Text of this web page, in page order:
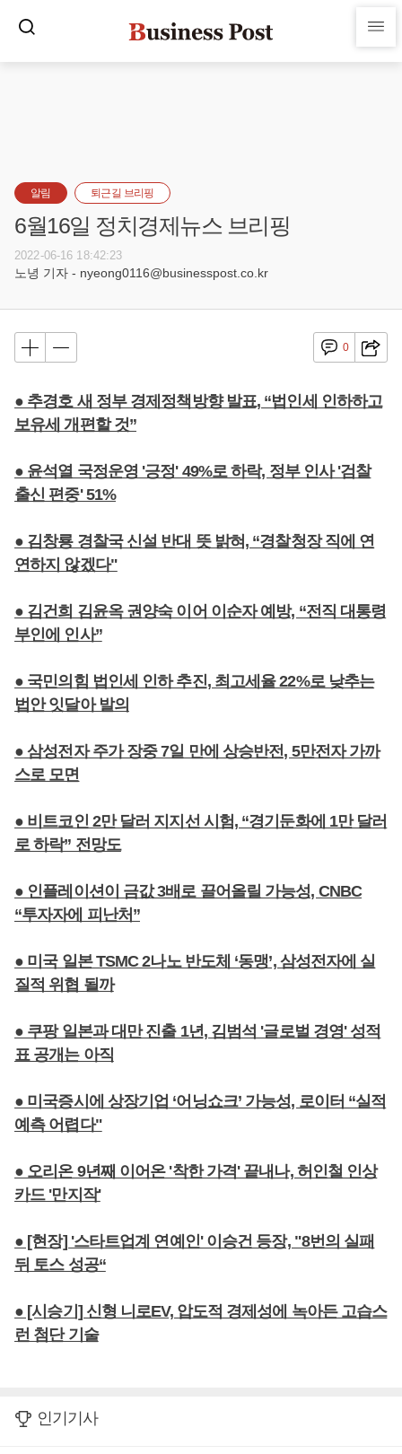
알림 퇴근길 브리핑
6월16일 정치경제뉴스 브리핑
2022-06-16 18:42:23
노녕 기자 - nyeong0116@businesspost.co.kr
0
● 추경호 새 정부 경제정책방향 발표, “법인세 인하하고
보유세 개편할 것”
● 윤석열 국정운영 '긍정' 49%로 하락, 정부 인사 '검찰
출신 편중' 51%
● 김창룡 경찰국 신설 반대 뜻 밝혀, “경찰청장 직에 연
연하지 않겠다"
● 김건희 김윤옥 권양숙 이어 이순자 예방, “전직 대통령
부인에 인사”
● 국민의힘 법인세 인하 추진, 최고세율 22%로 낮추는
법안 잇달아 발의
● 삼성전자 주가 장중 7일 만에 상승반전, 5만전자 가까
스로 모면
● 비트코인 2만 달러 지지선 시험, “경기둔화에 1만 달러
로 하락” 전망도
● 인플레이션이 금값 3배로 끌어올릴 가능성, CNBC
“투자자에 피난처”
● 미국 일본 TSMC 2나노 반도체 ‘동맹’, 삼성전자에 실
질적 위협 될까
● 쿠팡 일본과 대만 진출 1년, 김범석 '글로벌 경영' 성적
표 공개는 아직
● 미국증시에 상장기업 ‘어닝쇼크’ 가능성, 로이터 “실적
예측 어렵다"
● 오리온 9년째 이어온 '착한 가격' 끝내나, 허인철 인상
카드 '만지작'
● [현장] '스타트업계 연예인' 이승건 등장, "8번의 실패
뒤 토스 성공“
● [시승기] 신형 니로EV, 압도적 경제성에 녹아든 고습스
런 첨단 기술
인기기사